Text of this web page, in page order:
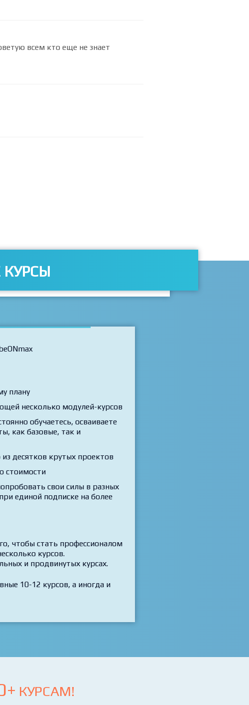
всем кто еще не знает
КУРСЫ
плану
несколько модулей-курсов
обучаетесь, осваиваете
как базовые, так и
десятков крутых проектов
стоимости
свои силы в разных
единой подписке на более
чтобы стать профессионалом
курсов.
и продвинутых курсах.
10-12 курсов, а иногда и
КУРСАМ!